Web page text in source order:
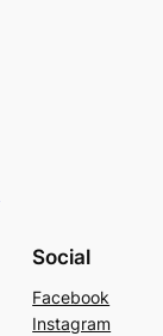
Social
Facebook
Instagram